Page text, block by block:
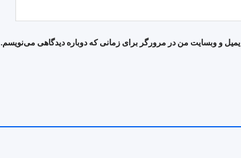
و وبسایت من در مرورگر برای زمانی که دوباره دیدگاهی می‌نویسم.